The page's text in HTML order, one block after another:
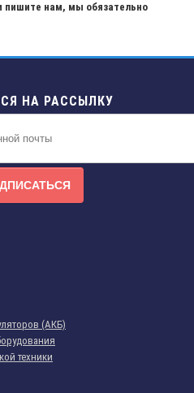
пишите нам, мы обязательно
НА РАССЫЛКУ
(АКБ)
техники